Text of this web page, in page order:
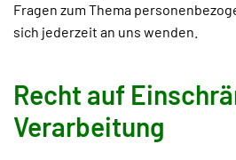
Fragen zum Thema
sich jederzeit an uns wenden.
Recht auf
Verarbeitung